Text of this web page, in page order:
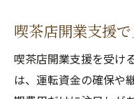
喫茶店開業支援
喫茶店開業支援を受け
は、運転資金の確保や